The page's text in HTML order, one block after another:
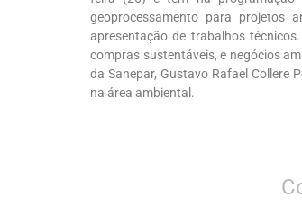
geoprocessamento para projetos
apresentação de trabalhos
compras sustentáveis, e negócios
da Sanepar, Gustavo Rafael Collere
na área ambiental.